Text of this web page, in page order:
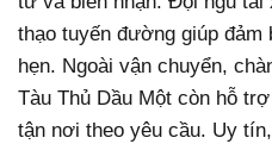
thạo tuyến đường giúp đảm
hẹn. Ngoài vận chuyển,
Tàu Thủ Dầu Một còn hỗ
tận nơi theo yêu cầu. Uy